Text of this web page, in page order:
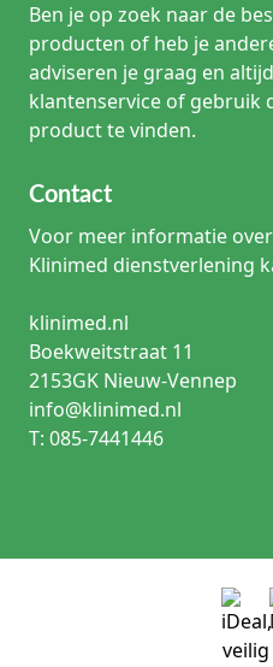
Ben je op zoek naar de
producten of heb je
adviseren je graag en
klantenservice of gebruik
product te vinden.
Contact
Voor meer informatie
Klinimed dienstverlening
klinimed.nl
Boekweitstraat 11
2153GK Nieuw-Vennep
info@klinimed.nl
T: 085-7441446